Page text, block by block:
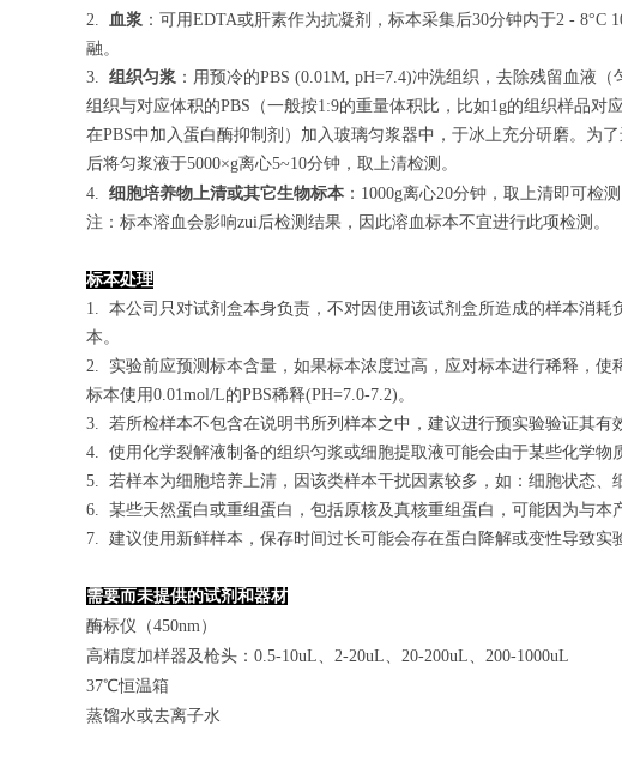
2. 血浆 ：可用EDTA或肝素作为抗凝剂，标本采集后30分钟内于2 - 8°C
融。
3. 组织匀浆 ：用预冷的PBS (0.01M, pH=7.4)冲洗组织，去除残留血液
组织与对应体积的PBS（一般按1:9的重量体积比，比如1g的组织样品
在PBS中加入蛋白酶抑制剂）加入玻璃匀浆器中，于冰上充分研磨。为
后将匀浆液于5000×g离心5~10分钟，取上清检测。
4. 细胞培养物上清或其它生物标本 ：1000g离心20分钟，取上清即可检
注：标本溶血会影响zui后检测结果，因此溶血标本不宜进行此项检测。
标本处理
1. 本公司只对试剂盒本身负责，不对因使用该试剂盒所造成的样本消
本。
2. 实验前应预测标本含量，如果标本浓度过高，应对标本进行稀释，使
标本使用0.01mol/L的PBS稀释(PH=7.0-7.2)。
3. 若所检样本不包含在说明书所列样本之中，建议进行预实验验证其有
4. 使用化学裂解液制备的组织匀浆或细胞提取液可能会由于某些化学物
5. 若样本为细胞培养上清，因该类样本干扰因素较多，如：细胞状态、
6. 某些天然蛋白或重组蛋白，包括原核及真核重组蛋白，可能因为与本
7. 建议使用新鲜样本，保存时间过长可能会存在蛋白降解或变性导致实
需要而未提供的试剂和器材
酶标仪（450nm）
高精度加样器及枪头：0.5-10uL、2-20uL、20-200uL、200-1000uL
37℃恒温箱
蒸馏水或去离子水